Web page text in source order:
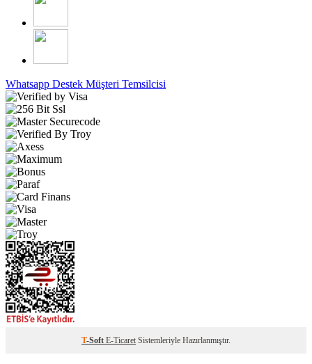
Whatsapp Destek Müşteri Temsilcisi
T-Soft E-Ticaret Sistemleriyle Hazırlanmıştır.